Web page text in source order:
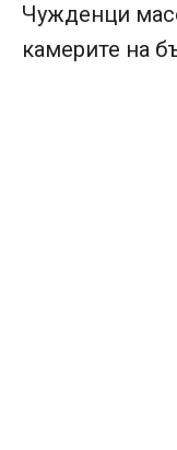
Чужденци
камерите на